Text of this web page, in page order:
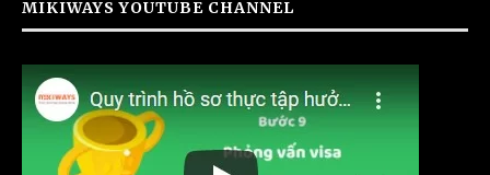
MIKIWAYS YOUTUBE CHANNEL